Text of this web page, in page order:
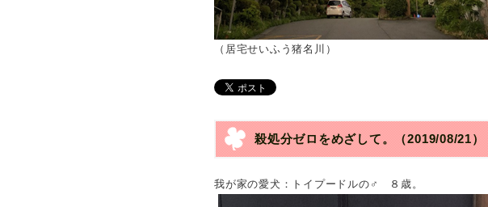
（居宅せいふう猪名川）
殺処分ゼロをめざして。（2019/08/21）
我が家の愛犬：トイプードルの♂ ８歳。